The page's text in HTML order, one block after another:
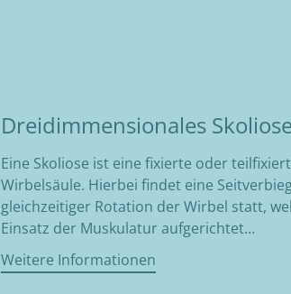
Dreidimmensionales
Eine Skoliose ist eine fixierte oder
Wirbelsäule. Hierbei findet eine
gleichzeitiger Rotation der Wirbel statt,
Einsatz der Muskulatur aufgerichtet…
Weitere Informationen